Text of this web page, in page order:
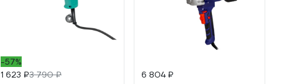
-57%
1 623 ₽3 790 ₽
6 804 ₽